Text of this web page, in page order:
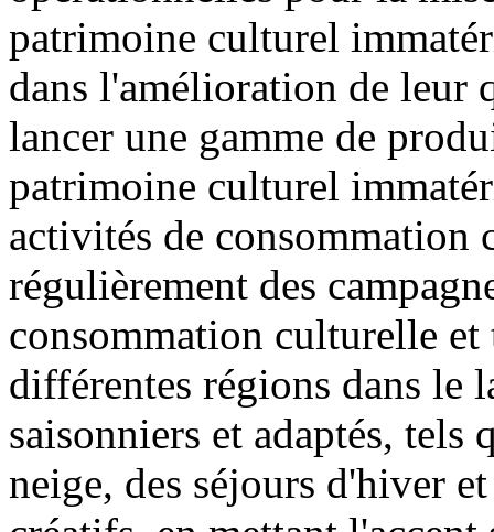
patrimoine culturel
dans l'amélioration de leur
lancer une gamme de
patrimoine culturel
activités de
régulièrement des
consommation culturelle
différentes régions dans le
saisonniers et adaptés, tels
neige, des séjours d'hiver